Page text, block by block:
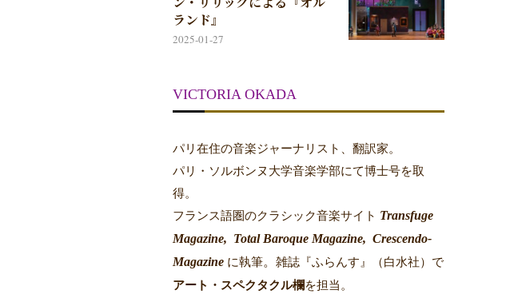
ランド』
2025-01-27
VICTORIA OKADA
パリ在住の音楽ジャーナリスト、翻訳家。
パリ・ソルボンヌ大学音楽学部にて博士号を取
得。
フランス語圏のクラシック音楽サイト Transfuge
Magazine, Total Baroque Magazine, Crescendo-
Magazine に執筆。 雑誌『ふらんす』（白水社）で
アート・スペクタクル欄を担当。